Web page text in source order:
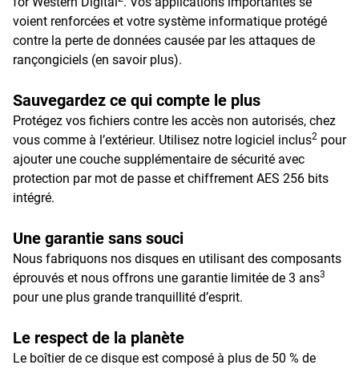
voient renforcées et votre système informatique protégé
contre la perte de données causée par les attaques de
rançongiciels (en savoir plus).
Sauvegardez ce qui compte le plus
Protégez vos fichiers contre les accès non autorisés, chez
vous comme à l’extérieur. Utilisez notre logiciel inclus2 pour
ajouter une couche supplémentaire de sécurité avec
protection par mot de passe et chiffrement AES 256 bits
intégré.
Une garantie sans souci
Nous fabriquons nos disques en utilisant des composants
éprouvés et nous offrons une garantie limitée de 3 ans3
pour une plus grande tranquillité d’esprit.
Le respect de la planète
Le boîtier de ce disque est composé à plus de 50 % de